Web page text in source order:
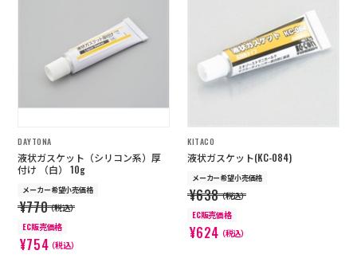
DAYTONA
液状ガスケット（シリコン系）厚
付け （白） 10g
メーカー希望小売価格
¥770（税込）
EC販売価格
¥754（税込）
KITACO
液状ガスケット(KC-084)
メーカー希望小売価格
¥638（税込）
EC販売価格
¥624（税込）